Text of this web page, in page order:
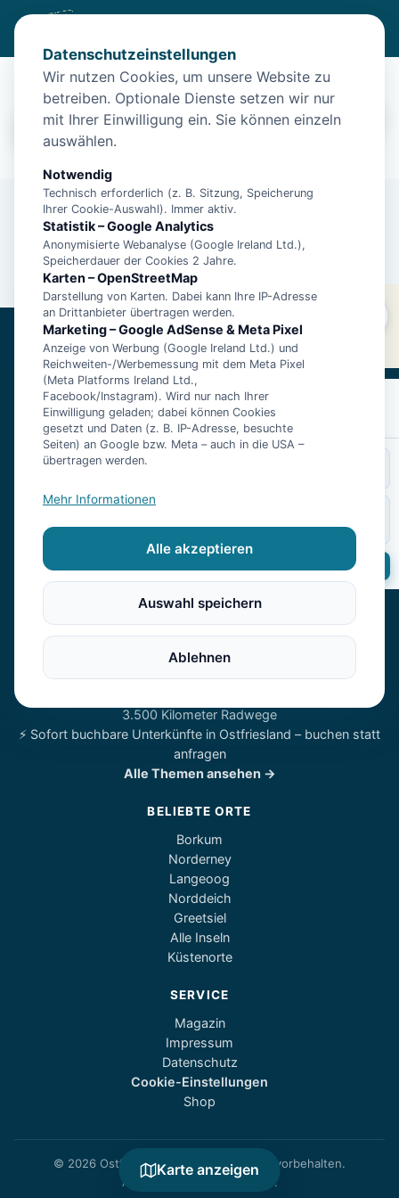
Unterkünfte in Norden
Norden
15.08. – 22.08. · 2 Gäste
Suche ändern
WOHIN
2 Erw.
Norden
15.08. – 22.08. · 2 Gäste
Um die Karte anzuzeigen, musst du externe Inhalte
(OpenStreetMap)akzeptieren.
Karte anzeigen
Ostfriesland1.de
Über 16.000 Unterkünfte an der ostfriesischen Nordseeküste.
Finde Ferienwohnungen, Ferienhäuser und Hotels nach Ort oder
Thema.
♿ Barrierefreie Unterkünfte in Ostfriesland – Nordseeurlaub
🏖️ Strandnahe Unterkünfte an der Nordsee in Ostfriesland –
wo Sie wirklich nah am Wasser wohnen
Hundestrand
👨‍👩‍👧‍👦 Familienurlaub in Ostfriesland – warum die
Nordseeküste mit Kindern so gut funktioniert
🧖 Wellness-Urlaub in Ostfriesland – Thalasso, Reizklima und
3.500 Kilometer Radwege
⚡ Sofort buchbare Unterkünfte in Ostfriesland – buchen statt
anfragen
Alle Themen ansehen →
BELIEBTE ORTE
Borkum
Norderney
Langeoog
Norddeich
Greetsiel
Alle Inseln
Küstenorte
SERVICE
Magazin
Impressum
Datenschutz
Cookie-Einstellungen
Shop
© 2026 Ostfriesland1.de — Alle Rechte vorbehalten.
Alle Angaben ohne Gewähr.
Datenschutzeinstellungen
Wir nutzen Cookies, um unsere Website zu
betreiben. Optionale Dienste setzen wir nur
mit Ihrer Einwilligung ein. Sie können einzeln
auswählen.
Notwendig
Technisch erforderlich (z. B. Sitzung, Speicherung
Ihrer Cookie-Auswahl). Immer aktiv.
Statistik – Google Analytics
Anonymisierte Webanalyse (Google Ireland Ltd.),
Speicherdauer der Cookies 2 Jahre.
Karten – OpenStreetMap
Darstellung von Karten. Dabei kann Ihre IP-Adresse
an Drittanbieter übertragen werden.
Marketing – Google AdSense & Meta Pixel
Anzeige von Werbung (Google Ireland Ltd.) und
Reichweiten-/Werbemessung mit dem Meta Pixel
(Meta Platforms Ireland Ltd.,
Facebook/Instagram). Wird nur nach Ihrer
Einwilligung geladen; dabei können Cookies
gesetzt und Daten (z. B. IP-Adresse, besuchte
Seiten) an Google bzw. Meta – auch in die USA –
übertragen werden.
Mehr Informationen
Alle akzeptieren
Auswahl speichern
Ablehnen